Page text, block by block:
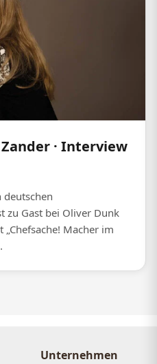
· Interview
deutschen
zu Gast bei Oliver Dunk
„Chefsache! Macher im
Unternehmen